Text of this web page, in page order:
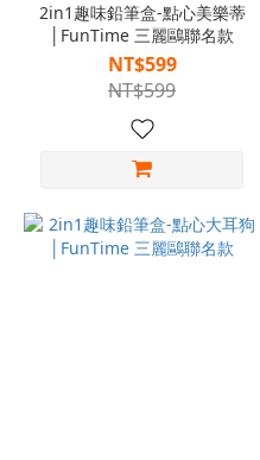
2in1趣味鉛筆盒-點心美樂蒂
│FunTime 三麗鷗聯名款
NT$599
NT$599